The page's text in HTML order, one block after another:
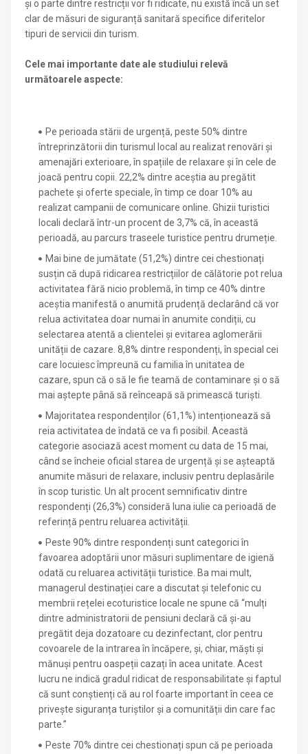
și o parte dintre restricții vor fi ridicate, nu există încă un set
clar de măsuri de siguranță sanitară specifice diferitelor
tipuri de servicii din turism.
Cele mai importante date ale studiului relevă
următoarele aspecte:
Pe perioada stării de urgență, peste 50% dintre
întreprinzătorii din turismul local au realizat renovări și
amenajări exterioare, în spațiile de relaxare și în cele de
joacă pentru copii. 22,2% dintre aceștia au pregătit
pachete și oferte speciale, în timp ce doar 10% au
realizat campanii de comunicare online. Ghizii turistici
locali declară într-un procent de 3,7% că, în această
perioadă, au parcurs traseele turistice pentru drumeție.
Mai bine de jumătate (51,2%) dintre cei chestionați
susțin că după ridicarea restricțiilor de călătorie pot relua
activitatea fără nicio problemă, în timp ce 40% dintre
aceștia manifestă o anumită prudență declarând că vor
relua activitatea doar numai în anumite condiții, cu
selectarea atentă a clientelei și evitarea aglomerării
unității de cazare. 8,8% dintre respondenți, în special cei
care locuiesc împreună cu familia în unitatea de
cazare, spun că o să le fie teamă de contaminare și o să
mai aștepte până să reînceapă să primească turiști.
Majoritatea respondenților (61,1%) intenționează să
reia activitatea de îndată ce va fi posibil. Această
categorie asociază acest moment cu data de 15 mai,
când se încheie oficial starea de urgență și se așteaptă
anumite măsuri de relaxare, inclusiv pentru deplasările
în scop turistic. Un alt procent semnificativ dintre
respondenți (26,3%) consideră luna iulie ca perioadă de
referință pentru reluarea activității.
Peste 90% dintre respondenți sunt categorici în
favoarea adoptării unor măsuri suplimentare de igienă
odată cu reluarea activității turistice. Ba mai mult,
managerul destinației care a discutat și telefonic cu
membrii rețelei ecoturistice locale ne spune că “mulți
dintre administratorii de pensiuni declară că și-au
pregătit deja dozatoare cu dezinfectant, clor pentru
covoarele de la intrarea în încăpere, și, chiar, măști și
mănuși pentru oaspeții cazați în acea unitate. Acest
lucru ne indică gradul ridicat de responsabilitate și faptul
că sunt conștienți că au rol foarte important în ceea ce
privește siguranța turiștilor și a comunității din care fac
parte.”
Peste 70% dintre cei chestionați spun că pe perioada